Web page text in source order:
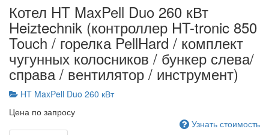
Котел HT MaxPell Duo 260 кВт
Heiztechnik (контроллер HT-tronic 850
Touch / горелка PellHard / комплект
чугунных колосников / бункер слева/
справа / вентилятор / инструмент)
HT MaxPell Duo 260 кВт
Цена по запросу
Узнать стоимость